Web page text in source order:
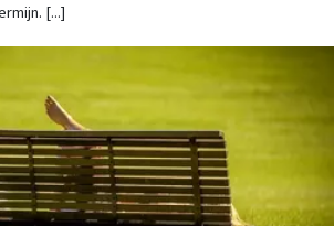
[...]